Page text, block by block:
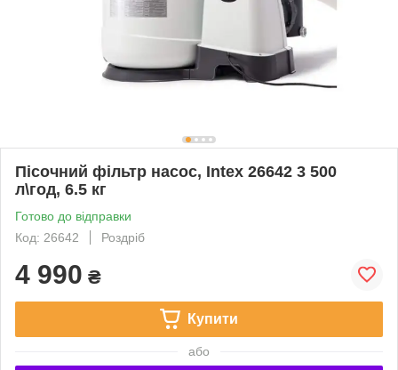
Пісочний фільтр насос, Intex 26642 3 500
л\год, 6.5 кг
Готово до відправки
Код: 26642
Роздріб
4 990 ₴
Купити
або